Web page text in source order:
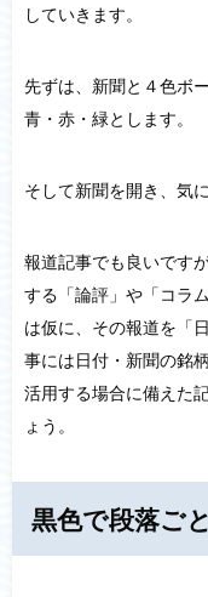
していきます。
先ずは、新聞と４色ボ
青・赤・緑とします。
そして新聞を開き、気
報道記事でも良いです
する「論評」や「コラ
は仮に、その報道を「
事には日付・新聞の銘
活用する場合に備えた
ょう。
黒色で段落ご